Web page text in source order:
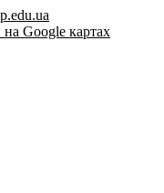
Google картах